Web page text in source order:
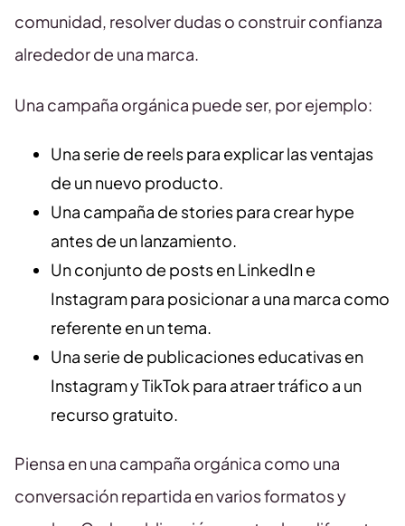
comunidad, resolver dudas o construir confianza
alrededor de una marca.
Una campaña orgánica puede ser, por ejemplo:
Una serie de reels para explicar las ventajas
de un nuevo producto.
Una campaña de stories para crear hype
antes de un lanzamiento.
Un conjunto de posts en LinkedIn e
Instagram para posicionar a una marca como
referente en un tema.
Una serie de publicaciones educativas en
Instagram y TikTok para atraer tráfico a un
recurso gratuito.
Piensa en una campaña orgánica como una
conversación repartida en varios formatos y